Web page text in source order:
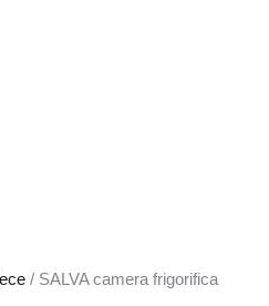
/ SALVA camera frigorifica